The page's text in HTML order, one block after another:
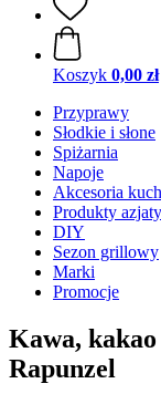
Koszyk 0,00 zł
Przyprawy
Słodkie i słone
Spiżarnia
Napoje
Akcesoria
Produkty
DIY
Sezon grillowy
Marki
Promocje
Kawa,
Rapunzel